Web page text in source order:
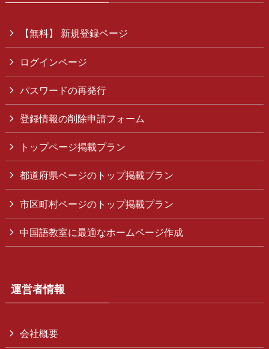
【無料】 新規登録ページ
ログインページ
パスワードの再発行
登録情報の削除申請フォーム
トップページ掲載プラン
都道府県ページのトップ掲載プラン
市区町村ページのトップ掲載プラン
中国語教室に最適なホームページ作成
運営者情報
会社概要